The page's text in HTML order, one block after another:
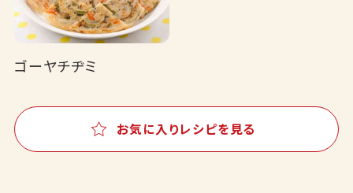
ゴーヤチヂミ
お気に入りレシピを見る